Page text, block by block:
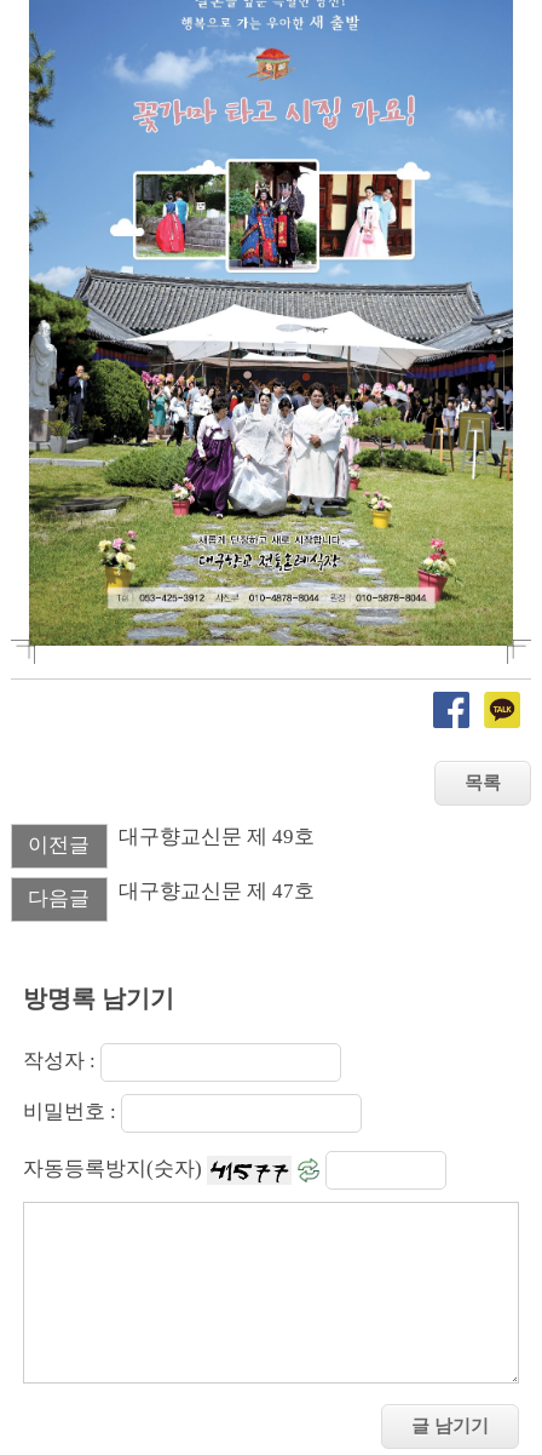
이전글 대구향교신문 제 49호
다음글 대구향교신문 제 47호
방명록 남기기
작성자 :
비밀번호 :
자동등록방지(숫자)